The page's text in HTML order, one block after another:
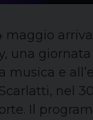
maggio
una
musica e
nel
Il